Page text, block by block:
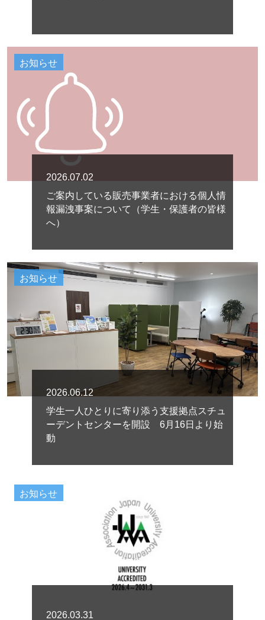
お知らせ
2026.07.02
ご案内している販売事業者における個人情
報漏洩事案について（学生・保護者の皆様
へ）
お知らせ
2026.06.12
学生一人ひとりに寄り添う支援拠点スチュ
ーデントセンターを開設 6月16日より始
動
お知らせ
2026.03.31